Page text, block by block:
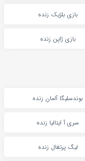
بازی بلژیک زنده
بازی ژاپن زنده
بوندسلیگا آلمان زنده
سری آ ایتالیا زنده
لیگ پرتغال زنده